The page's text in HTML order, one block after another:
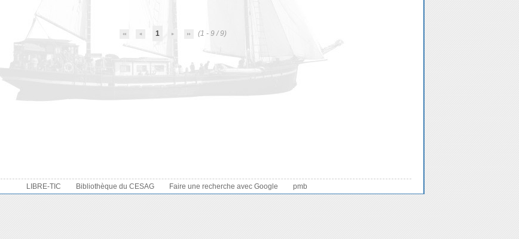
1 (1 - 9 / 9)
LIBRE-TIC Bibliothèque du CESAG Faire une recherche avec Google pmb